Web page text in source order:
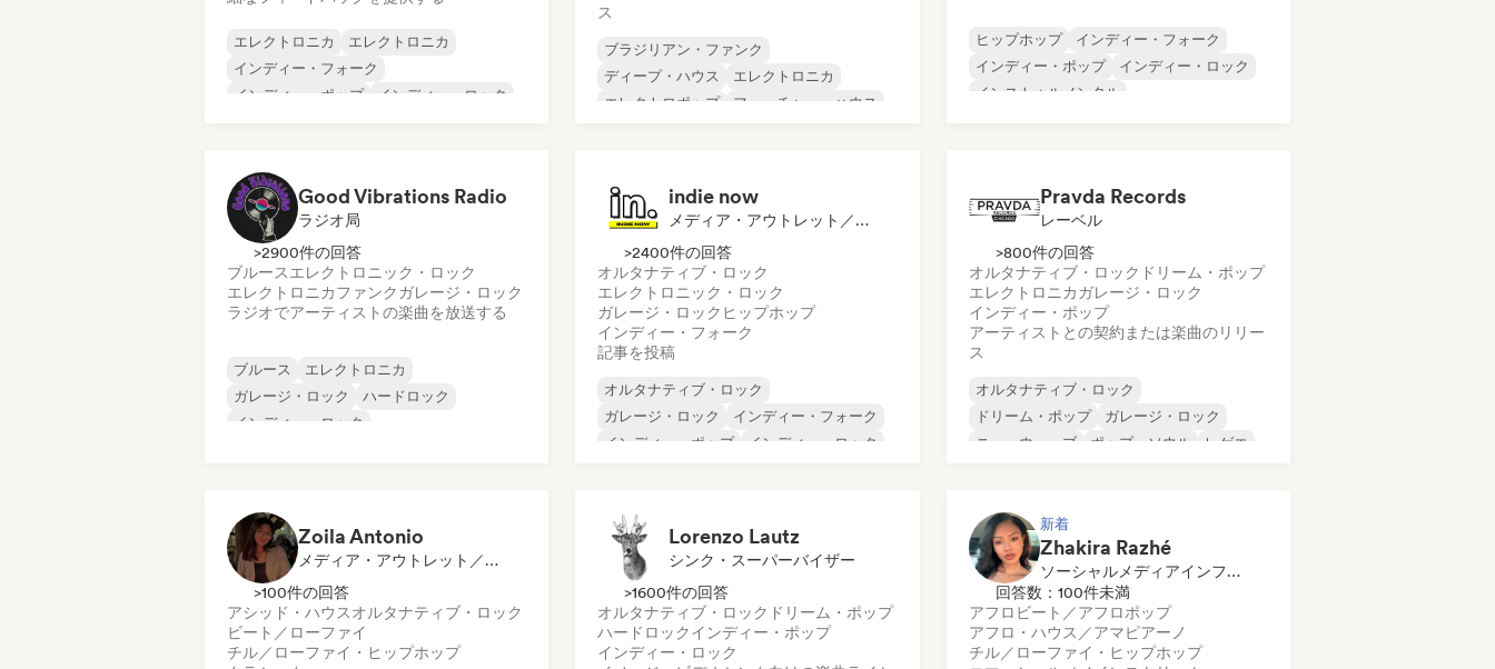
エレクトロニカ
エレクトロニカ
インディー・フォーク
インディー・ポップ
インディー・ロック
ック
ス
ブラジリアン・ファンク
ディープ・ハウス
エレクトロニカ
エレクトロポップ
フューチャー・ハウス
ヒップホップ
インディー・フォーク
インディー・ポップ
インディー・ロック
インストゥルメンタル
Good Vibrations Radio
ラジオ局
>2900件の回答
ブルースエレクトロニック・ロック
エレクトロニカファンクガレージ・ロック
ラジオでアーティストの楽曲を放送する
ブルース
エレクトロニカ
ガレージ・ロック
ハードロック
インディー・ロック
ック
indie now
メディア・アウトレット／ジャーナリスト
>2400件の回答
オルタナティブ・ロック
エレクトロニック・ロック
ガレージ・ロック ヒップホップ
インディー・フォーク
記事を投稿
オルタナティブ・ロック
ガレージ・ロック
インディー・フォーク
インディー・ポップ
インディー・ロック
Pravda Records
レーベル
>800件の回答
オルタナティブ・ロック ドリーム・ポップ
エレクトロニカガレージ・ロック
インディー・ポップ
アーティストとの契約または楽曲のリリー
ス
オルタナティブ・ロック
ドリーム・ポップ
ガレージ・ロック
ニューウェーブ
ポップ・ソウル
レゲエ
Zoila Antonio
メディア・アウトレット／ジャーナリスト
>100件の回答
アシッド・ハウスオルタナティブ・ロック
ビート／ローファイ
チル／ローファイ・ヒップホップ
Lorenzo Lautz
シンク・スーパーバイザー
>1600件の回答
オルタナティブ・ロック ドリーム・ポップ
ハードロックインディー・ポップ
インディー・ロック
新着
Zhakira Razhé
ソーシャルメディアインフルエンサー
回答数：100件未満
アフロビート／アフロポップ
アフロ・ハウス／アマピアーノ
チル／ローファイ・ヒップホップ